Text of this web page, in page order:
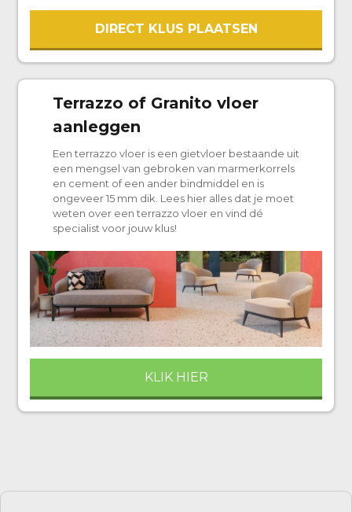
DIRECT KLUS PLAATSEN
Terrazzo of Granito vloer
aanleggen
Een terrazzo vloer is een gietvloer bestaande uit
een mengsel van gebroken van marmerkorrels
en cement of een ander bindmiddel en is
ongeveer 15 mm dik. Lees hier alles dat je moet
weten over een terrazzo vloer en vind dé
specialist voor jouw klus!
KLIK HIER